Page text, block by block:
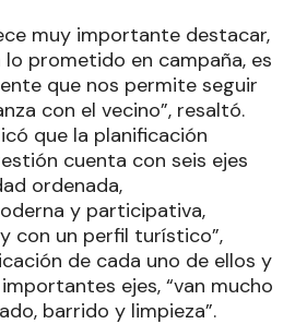
muy importante destacar,
prometido en campaña, es
que nos permite seguir
con el vecino”, resaltó.
que la planificación
cuenta con seis ejes
ordenada,
y participativa,
con un perfil turístico”,
de cada uno de ellos y
ejes, “van mucho
barrido y limpieza”.